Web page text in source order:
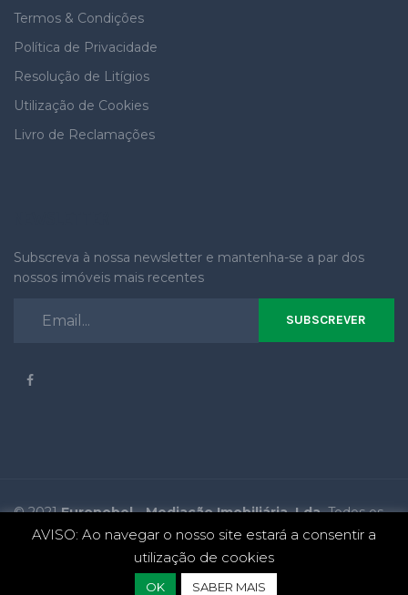
Termos & Condições
Política de Privacidade
Resolução de Litígios
Utilização de Cookies
Livro de Reclamações
Subscreva à nossa newsletter e mantenha-se a par dos
nossos imóveis mais recentes
SUBSCREVER
© 2021Euronobel - Mediação Imobiliária, Lda.Todos os
direitos reservados
Website desenvolvido poragilstore
AVISO: Ao navegar o nosso site estará a consentir a
utilização de cookies
OK SABER MAIS